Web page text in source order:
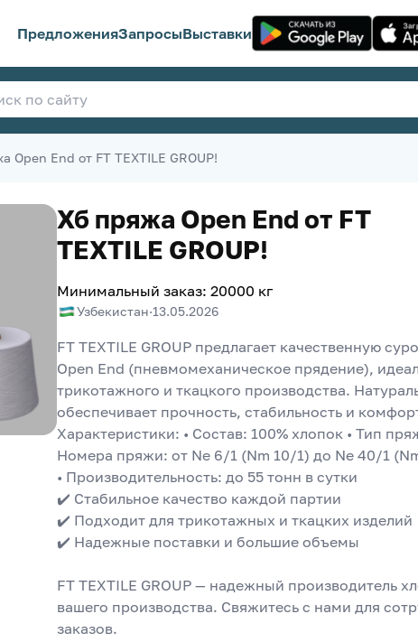
ПредложенияЗапросыВыставки
Open End от FT TEXTILE GROUP!
Хб пряжа Open End от FT
TEXTILE GROUP!
Минимальный заказ: 20000 кг
Узбекистан·13.05.2026
FT TEXTILE GROUP предлагает качественную
Open End (пневмомеханическое прядение),
трикотажного и ткацкого производства.
обеспечивает прочность, стабильность и
Характеристики: • Состав: 100% хлопок • Тип
Номера пряжи: от Ne 6/1 (Nm 10/1) до Ne 40/1
• Производительность: до 55 тонн в сутки
✔️ Стабильное качество каждой партии
✔️ Подходит для трикотажных и ткацких изделий
✔️ Надежные поставки и большие объемы
FT TEXTILE GROUP — надежный производитель
вашего производства. Свяжитесь с нами для
заказов.